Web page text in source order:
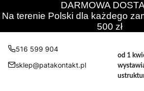
DARMOWA
Na terenie Polski dla każdego
500 zł
516 599 904
sklep@patakontakt.pl
od 1